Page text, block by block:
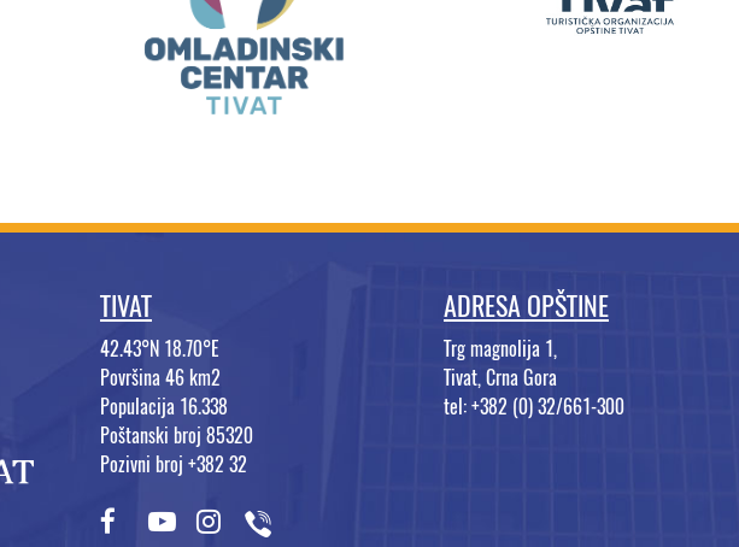
TIVAT
42.43°N 18.70°E
Površina 46 km2
Populacija 16.338
Poštanski broj 85320
Pozivni broj +382 32
ADRESA OPŠTINE
Trg magnolija 1,
Tivat, Crna Gora
tel: +382 (0) 32/661-300